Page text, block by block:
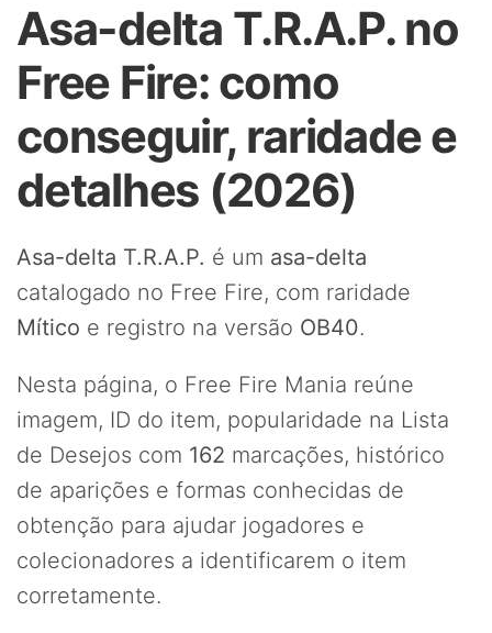
Asa-delta T.R.A.P. no
Free Fire: como
conseguir, raridade e
detalhes (2026)
Asa-delta T.R.A.P. é um asa-delta
catalogado no Free Fire, com raridade
Mítico e registro na versão OB40.
Nesta página, o Free Fire Mania reúne
imagem, ID do item, popularidade na Lista
de Desejos com 162 marcações, histórico
de aparições e formas conhecidas de
obtenção para ajudar jogadores e
colecionadores a identificarem o item
corretamente.